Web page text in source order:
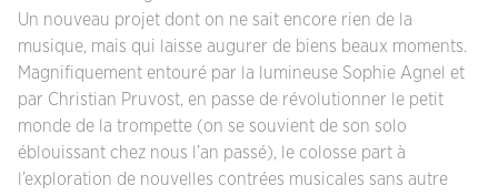
Un nouveau projet dont on ne sait encore rien de la
musique, mais qui laisse augurer de biens beaux moments.
Magnifiquement entouré par la lumineuse Sophie Agnel et
par Christian Pruvost, en passe de révolutionner le petit
monde de la trompette (on se souvient de son solo
éblouissant chez nous l’an passé), le colosse part à
l’exploration de nouvelles contrées musicales sans autre